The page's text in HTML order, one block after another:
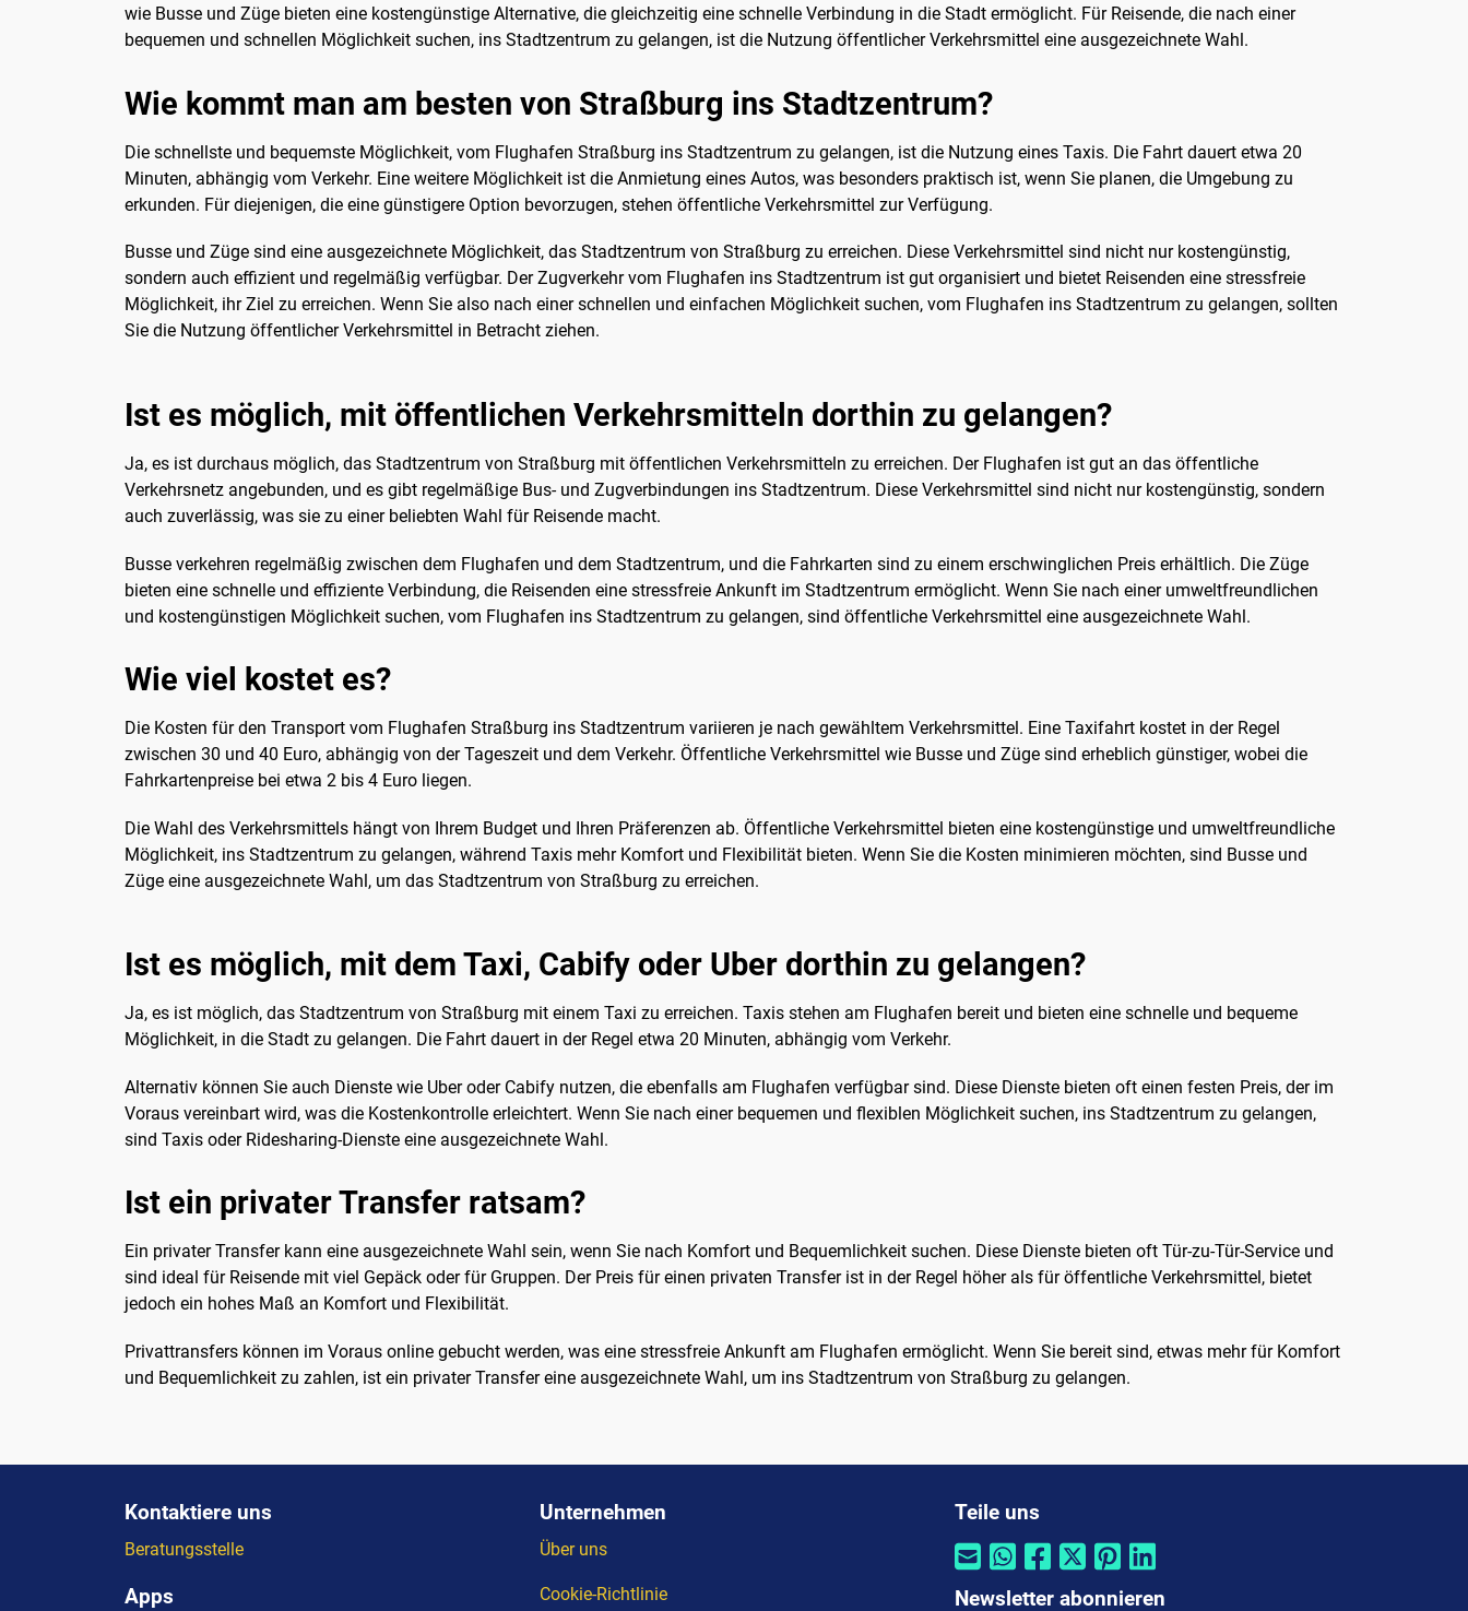
wie Busse und Züge bieten eine kostengünstige Alternative, die gleichzeitig eine schnelle Verbindung in die Stadt ermöglicht. Für Reisende, die nach einer
bequemen und schnellen Möglichkeit suchen, ins Stadtzentrum zu gelangen, ist die Nutzung öffentlicher Verkehrsmittel eine ausgezeichnete Wahl.
Wie kommt man am besten von Straßburg ins Stadtzentrum?
Die schnellste und bequemste Möglichkeit, vom Flughafen Straßburg ins Stadtzentrum zu gelangen, ist die Nutzung eines Taxis. Die Fahrt dauert etwa 20
Minuten, abhängig vom Verkehr. Eine weitere Möglichkeit ist die Anmietung eines Autos, was besonders praktisch ist, wenn Sie planen, die Umgebung zu
erkunden. Für diejenigen, die eine günstigere Option bevorzugen, stehen öffentliche Verkehrsmittel zur Verfügung.
Busse und Züge sind eine ausgezeichnete Möglichkeit, das Stadtzentrum von Straßburg zu erreichen. Diese Verkehrsmittel sind nicht nur kostengünstig,
sondern auch effizient und regelmäßig verfügbar. Der Zugverkehr vom Flughafen ins Stadtzentrum ist gut organisiert und bietet Reisenden eine stressfreie
Möglichkeit, ihr Ziel zu erreichen. Wenn Sie also nach einer schnellen und einfachen Möglichkeit suchen, vom Flughafen ins Stadtzentrum zu gelangen, sollten
Sie die Nutzung öffentlicher Verkehrsmittel in Betracht ziehen.
Ist es möglich, mit öffentlichen Verkehrsmitteln dorthin zu gelangen?
Ja, es ist durchaus möglich, das Stadtzentrum von Straßburg mit öffentlichen Verkehrsmitteln zu erreichen. Der Flughafen ist gut an das öffentliche
Verkehrsnetz angebunden, und es gibt regelmäßige Bus- und Zugverbindungen ins Stadtzentrum. Diese Verkehrsmittel sind nicht nur kostengünstig, sondern
auch zuverlässig, was sie zu einer beliebten Wahl für Reisende macht.
Busse verkehren regelmäßig zwischen dem Flughafen und dem Stadtzentrum, und die Fahrkarten sind zu einem erschwinglichen Preis erhältlich. Die Züge
bieten eine schnelle und effiziente Verbindung, die Reisenden eine stressfreie Ankunft im Stadtzentrum ermöglicht. Wenn Sie nach einer umweltfreundlichen
und kostengünstigen Möglichkeit suchen, vom Flughafen ins Stadtzentrum zu gelangen, sind öffentliche Verkehrsmittel eine ausgezeichnete Wahl.
Wie viel kostet es?
Die Kosten für den Transport vom Flughafen Straßburg ins Stadtzentrum variieren je nach gewähltem Verkehrsmittel. Eine Taxifahrt kostet in der Regel
zwischen 30 und 40 Euro, abhängig von der Tageszeit und dem Verkehr. Öffentliche Verkehrsmittel wie Busse und Züge sind erheblich günstiger, wobei die
Fahrkartenpreise bei etwa 2 bis 4 Euro liegen.
Die Wahl des Verkehrsmittels hängt von Ihrem Budget und Ihren Präferenzen ab. Öffentliche Verkehrsmittel bieten eine kostengünstige und umweltfreundliche
Möglichkeit, ins Stadtzentrum zu gelangen, während Taxis mehr Komfort und Flexibilität bieten. Wenn Sie die Kosten minimieren möchten, sind Busse und
Züge eine ausgezeichnete Wahl, um das Stadtzentrum von Straßburg zu erreichen.
Ist es möglich, mit dem Taxi, Cabify oder Uber dorthin zu gelangen?
Ja, es ist möglich, das Stadtzentrum von Straßburg mit einem Taxi zu erreichen. Taxis stehen am Flughafen bereit und bieten eine schnelle und bequeme
Möglichkeit, in die Stadt zu gelangen. Die Fahrt dauert in der Regel etwa 20 Minuten, abhängig vom Verkehr.
Alternativ können Sie auch Dienste wie Uber oder Cabify nutzen, die ebenfalls am Flughafen verfügbar sind. Diese Dienste bieten oft einen festen Preis, der im
Voraus vereinbart wird, was die Kostenkontrolle erleichtert. Wenn Sie nach einer bequemen und flexiblen Möglichkeit suchen, ins Stadtzentrum zu gelangen,
sind Taxis oder Ridesharing-Dienste eine ausgezeichnete Wahl.
Ist ein privater Transfer ratsam?
Ein privater Transfer kann eine ausgezeichnete Wahl sein, wenn Sie nach Komfort und Bequemlichkeit suchen. Diese Dienste bieten oft Tür-zu-Tür-Service und
sind ideal für Reisende mit viel Gepäck oder für Gruppen. Der Preis für einen privaten Transfer ist in der Regel höher als für öffentliche Verkehrsmittel, bietet
jedoch ein hohes Maß an Komfort und Flexibilität.
Privattransfers können im Voraus online gebucht werden, was eine stressfreie Ankunft am Flughafen ermöglicht. Wenn Sie bereit sind, etwas mehr für Komfort
und Bequemlichkeit zu zahlen, ist ein privater Transfer eine ausgezeichnete Wahl, um ins Stadtzentrum von Straßburg zu gelangen.
Kontaktiere uns
Beratungsstelle
Apps
Unternehmen
Über uns
Cookie-Richtlinie
Teile uns
Newsletter abonnieren